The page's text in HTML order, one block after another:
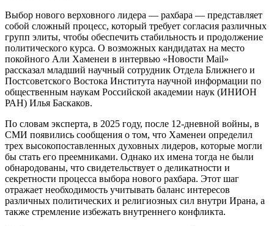
Выбор нового верховного лидера — рахбара — представляет
собой сложный процесс, который требует согласия различных
групп элиты, чтобы обеспечить стабильность и продолжение
политического курса. О возможных кандидатах на место
покойного Али Хаменеи в интервью «Новости Mail»
рассказал младший научный сотрудник Отдела Ближнего и
Постсоветского Востока Института научной информации по
общественным наукам Российской академии наук (ИНИОН
РАН) Илья Баскаков.
По словам эксперта, в 2025 году, после 12-дневной войны, в
СМИ появились сообщения о том, что Хаменеи определил
трех высокопоставленных духовных лидеров, которые могли
бы стать его преемниками. Однако их имена тогда не были
обнародованы, что свидетельствует о деликатности и
секретности процесса выбора нового рахбара. Этот шаг
отражает необходимость учитывать баланс интересов
различных политических и религиозных сил внутри Ирана, а
также стремление избежать внутреннего конфликта.